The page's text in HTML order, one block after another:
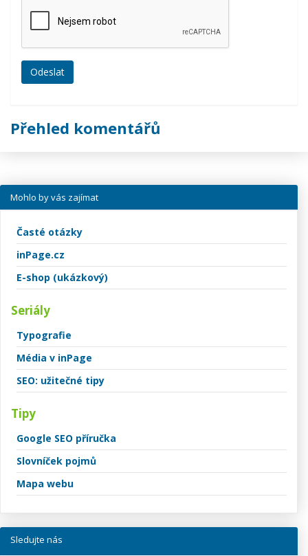
Přehled komentářů
Mohlo by vás zajímat
Časté otázky
inPage.cz
E-shop (ukázkový)
Seriály
Typografie
Média v inPage
SEO: užitečné tipy
Tipy
Google SEO příručka
Slovníček pojmů
Mapa webu
Sledujte nás